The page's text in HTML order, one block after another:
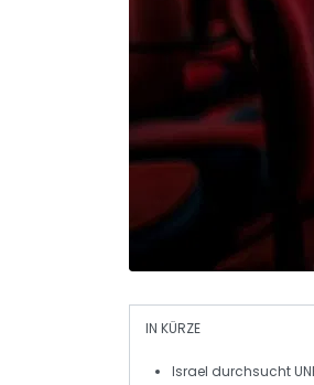
IN KÜRZE
Israel durchsucht